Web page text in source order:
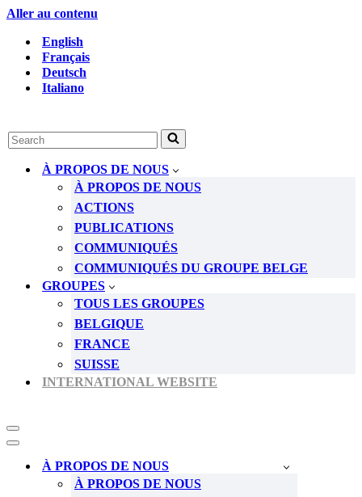
Aller au contenu
English
Français
Deutsch
Italiano
Rechercher...
À PROPOS DE NOUS
À PROPOS DE NOUS
ACTIONS
PUBLICATIONS
COMMUNIQUÉS
COMMUNIQUÉS DU GROUPE BELGE
GROUPES
TOUS LES GROUPES
BELGIQUE
FRANCE
SUISSE
INTERNATIONAL WEBSITE
Menu
de
navigation
Menu
navigationÀ PROPOS DE NOUS
À PROPOS DE NOUS